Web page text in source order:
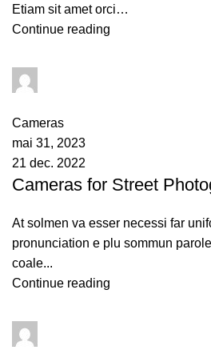
Etiam sit amet orci…
Continue reading
Cameras
mai 31, 2023
21 dec. 2022
Cameras for Street
At solmen va esser necessi far
pronunciation e plu sommun
coale...
Continue reading